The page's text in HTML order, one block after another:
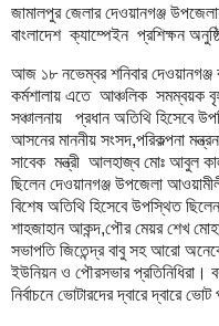
জামালপুর জেলার দেওয়ানগঞ্জ
বাংলাদেশ ক্যাম্পেইন প্রশিক্ষন
আজ ১৮ নভেম্বর শনিবার দেওয়ানগঞ্জ
কর্মশালায় এতে আঞ্চলিক সমম্বয়ক
সঞ্চালনায় প্রধান অতিথি হিসেবে
আসনের মাননীয় সংসদ,পরিকল্পনা
সাবেক মন্ত্রী আলহাজ্ব মোঃ আবুল
ছিলেন দেওয়ানগঞ্জ উপজেলা
বিশেষ অতিথি হিসেবে উপস্থিত
শাহজাহান আকন্দ,পৌর মেয়র শেখ
সভাপতি জিতেন্দ্র বাবু সহ আরো
ইউনিয়ন ও পৌরসভার প্রতিনিধিরা।
নির্বাচনে ভোটারদের দ্বারে দ্বারে